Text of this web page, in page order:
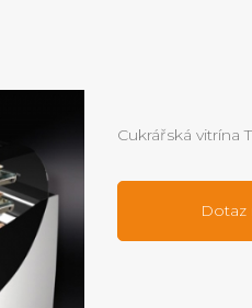
Cukrářská vitrína